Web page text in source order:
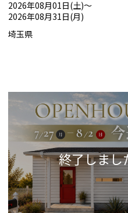
2026年08月01日(土)〜
2026年08月31日(月)
埼玉県